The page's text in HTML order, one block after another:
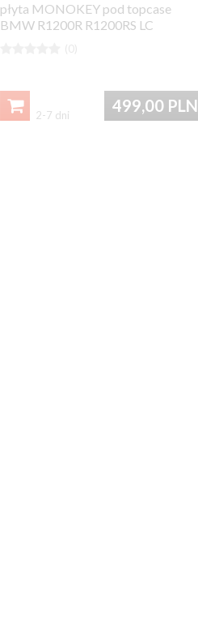
płyta MONOKEY pod topcase
BMW R1200R R1200RS LC
(0)
499,00 PLN

2-7 dni